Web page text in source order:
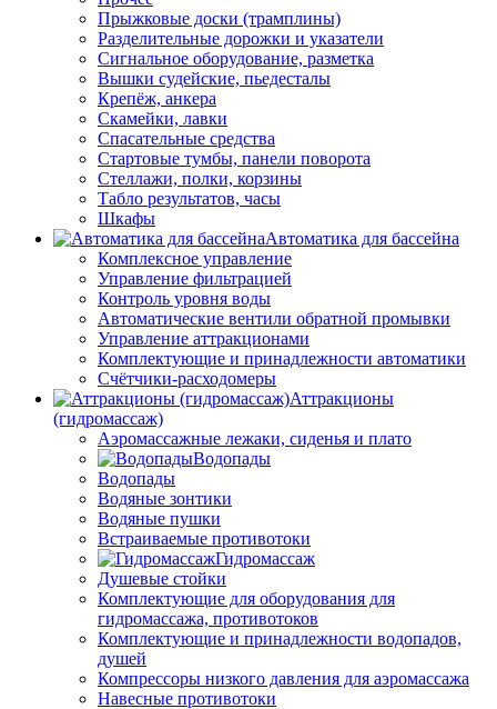
Прыжковые доски (трамплины)
Разделительные дорожки и указатели
Cигнальное оборудование, разметка
Вышки судейские, пьедесталы
Крепёж, анкера
Скамейки, лавки
Спасательные средства
Стартовые тумбы, панели поворота
Стеллажи, полки, корзины
Табло результатов, часы
Шкафы
Автоматика для бассейна
Комплексное управление
Управление фильтрацией
Контроль уровня воды
Автоматические вентили обратной промывки
Управление аттракционами
Комплектующие и принадлежности автоматики
Счётчики-расходомеры
Аттракционы
(гидромассаж)
Аэромассажные лежаки, сиденья и плато
Водопады
Водопады
Водяные зонтики
Водяные пушки
Встраиваемые противотоки
Гидромассаж
Душевые стойки
Комплектующие для оборудования для
гидромассажа, противотоков
Комплектующие и принадлежности водопадов,
душей
Компрессоры низкого давления для аэромассажа
Навесные противотоки